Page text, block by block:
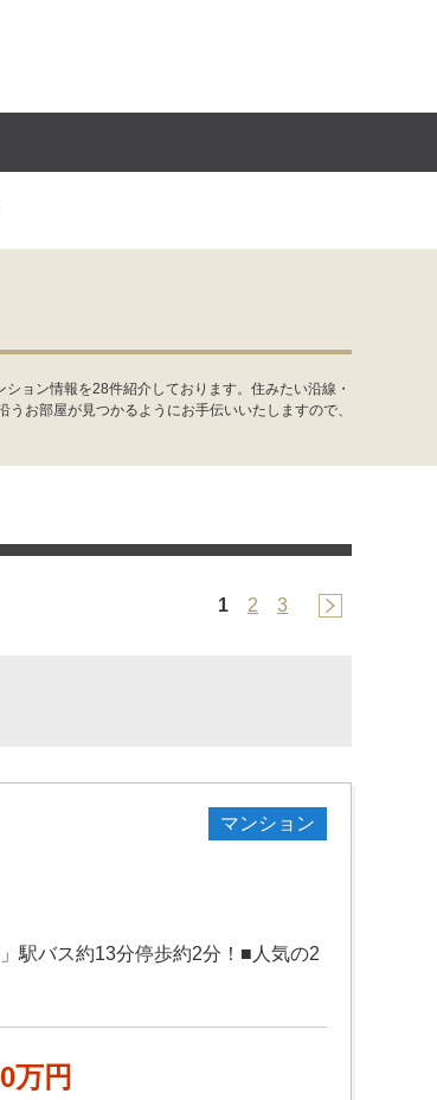
ョン情報を28件紹介しております。住みたい沿線・
お部屋が見つかるようにお手伝いいたしますので、
1 2 3
マンション
駅バス約13分停歩約2分！■人気の2
万円